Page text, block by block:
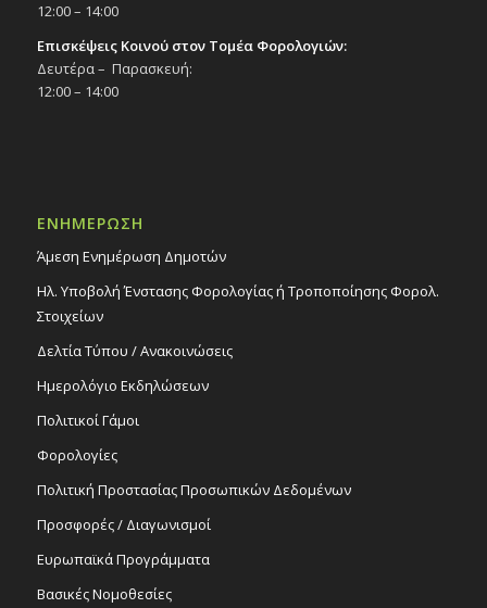
12:00 – 14:00
Επισκέψεις Κοινού στον Τομέα Φορολογιών:
Δευτέρα – Παρασκευή:
12:00 – 14:00
ΕΝΗΜΕΡΩΣΗ
Άμεση Ενημέρωση Δημοτών
Ηλ. Υποβολή Ένστασης Φορολογίας ή Τροποποίησης Φορολ.
Στοιχείων
Δελτία Τύπου / Ανακοινώσεις
Ημερολόγιο Εκδηλώσεων
Πολιτικοί Γάμοι
Φορολογίες
Πολιτική Προστασίας Προσωπικών Δεδομένων
Προσφορές / Διαγωνισμοί
Ευρωπαϊκά Προγράμματα
Βασικές Νομοθεσίες